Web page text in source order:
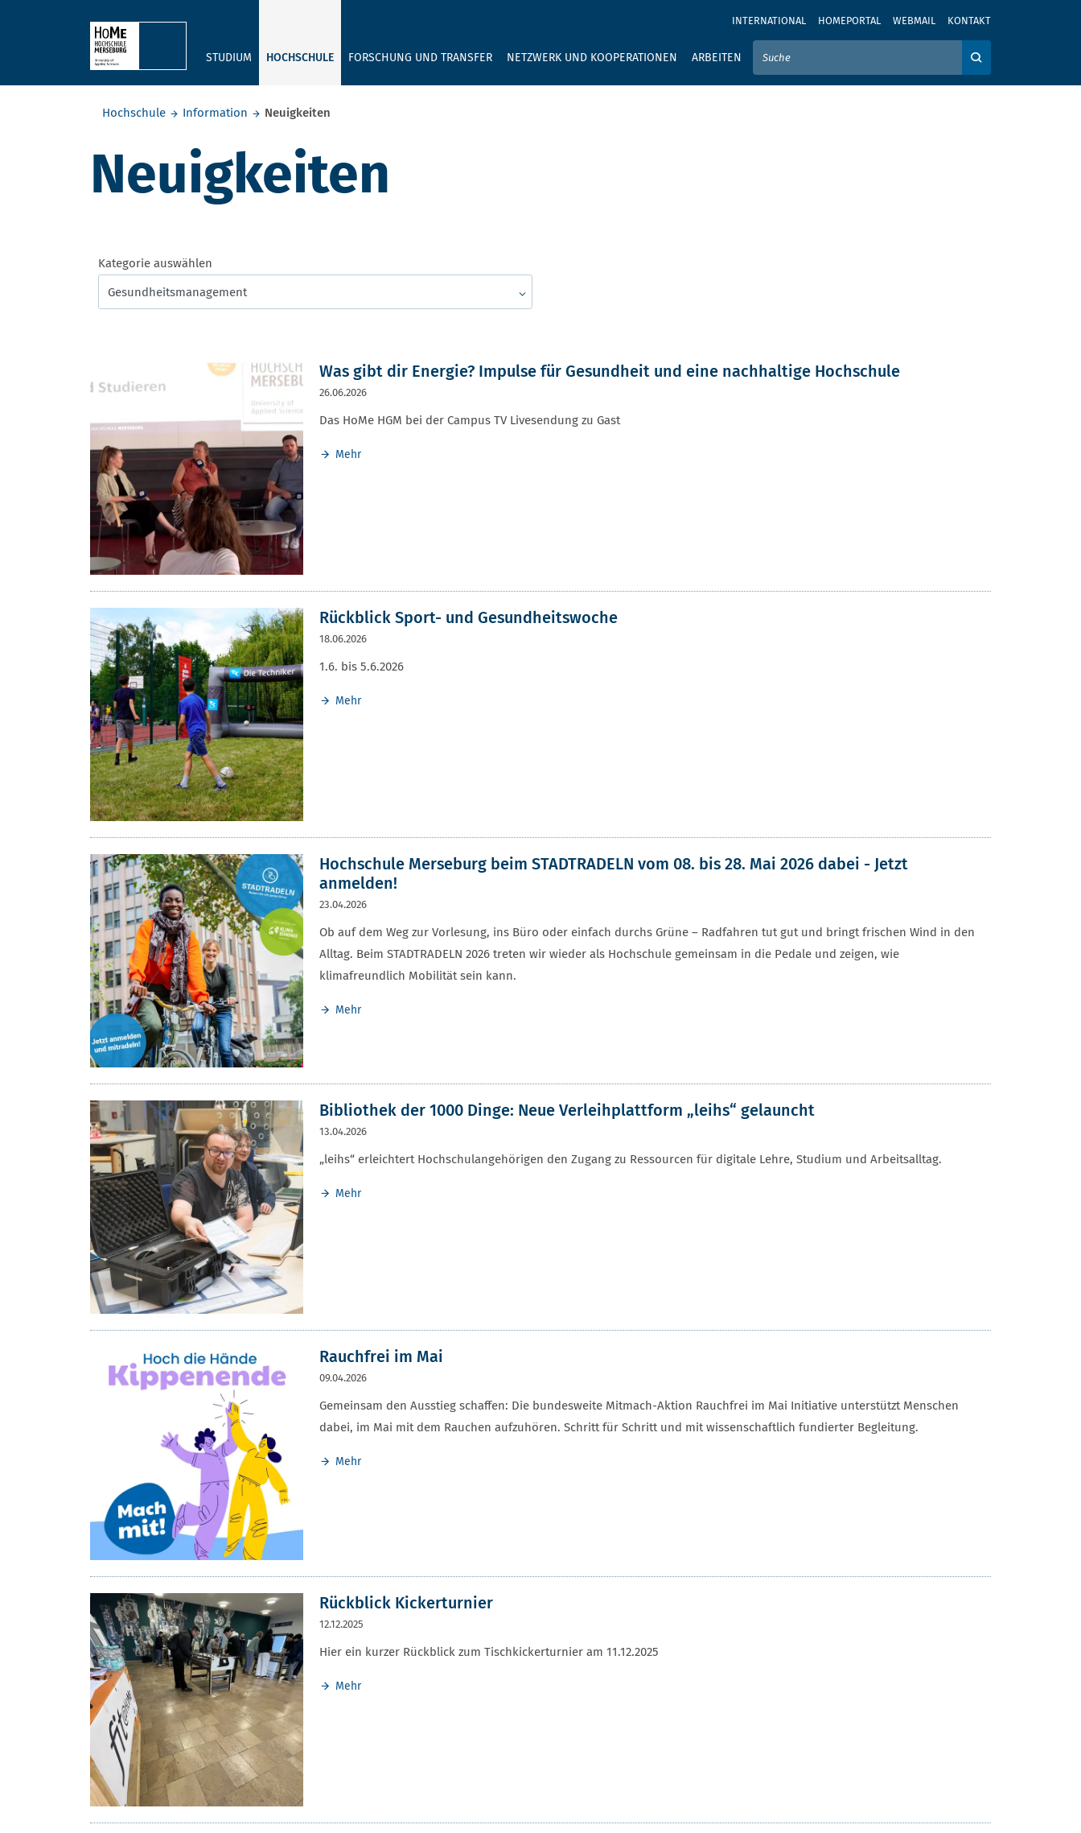
INTERNATIONAL HOMEPORTAL WEBMAIL KONTAKT
STUDIUM HOCHSCHULE FORSCHUNG UND TRANSFER NETZWERK UND KOOPERATIONEN ARBEITEN
GEBEN SIE HIER IHREN SUCHBEGRIFF EIN
Hochschule
Information Neuigkeiten
Neuigkeiten
Kategorie auswählen
Gesundheitsmanagement
Was gibt dir Energie? Impulse für Gesundheit und eine nachhaltige Hochschule
26.06.2026
Das HoMe HGM bei der Campus TV Livesendung zu Gast
Mehr
Rückblick Sport- und Gesundheitswoche
18.06.2026
1.6. bis 5.6.2026
Mehr
Hochschule Merseburg beim STADTRADELN vom 08. bis 28. Mai 2026 dabei - Jetzt
anmelden!
23.04.2026
Ob auf dem Weg zur Vorlesung, ins Büro oder einfach durchs Grüne – Radfahren tut gut und bringt frischen Wind in den
Alltag. Beim STADTRADELN 2026 treten wir wieder als Hochschule gemeinsam in die Pedale und zeigen, wie
klimafreundlich Mobilität sein kann.
Mehr
Bibliothek der 1000 Dinge: Neue Verleihplattform „leihs“ gelauncht
13.04.2026
„leihs“ erleichtert Hochschulangehörigen den Zugang zu Ressourcen für digitale Lehre, Studium und Arbeitsalltag.
Mehr
Rauchfrei im Mai
09.04.2026
Gemeinsam den Ausstieg schaffen: Die bundesweite Mitmach-Aktion Rauchfrei im Mai Initiative unterstützt Menschen
dabei, im Mai mit dem Rauchen aufzuhören. Schritt für Schritt und mit wissenschaftlich fundierter Begleitung.
Mehr
Rückblick Kickerturnier
12.12.2025
Hier ein kurzer Rückblick zum Tischkickerturnier am 11.12.2025
Mehr